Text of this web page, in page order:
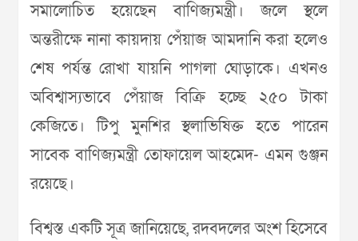
সমালোচিত হয়েছেন বাণিজ্যমন্ত্রী। জলে স্থলে
অন্তরীক্ষে নানা কায়দায় পেঁয়াজ আমদানি করা হলেও
শেষ পর্যন্ত রোখা যায়নি পাগলা ঘোড়াকে। এখনও
অবিশ্বাস্যভাবে পেঁয়াজ বিক্রি হচ্ছে ২৫০ টাকা
কেজিতে। টিপু মুনশির স্থলাভিষিক্ত হতে পারেন
সাবেক বাণিজ্যমন্ত্রী তোফায়েল আহমেদ- এমন গুঞ্জন
রয়েছে।
বিশ্বস্ত একটি সূত্র জানিয়েছে, রদবদলের অংশ হিসেবে